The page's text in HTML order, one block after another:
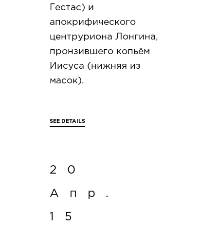
Гестас) и
апокрифического
центруриона Лонгина,
пронзившего копьём
Иисуса (нижняя из
масок).
SEE DETAILS
20
Апр.
15